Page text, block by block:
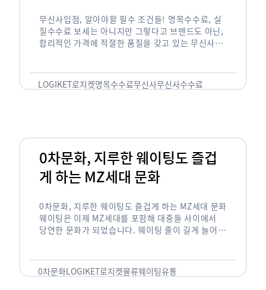
무신사입점, 알아야할 필수 조건들! 명목수수료, 실
질수수료 보세는 아니지만 그렇다고 브랜드도 아닌,
합리적인 가격에 적절한 품질을 갖고 있는 무신사!
LOGIKET로지켓명목수수료무신사무신사수수료
0차문화, 지루한 웨이팅도 즐겁
게 하는 MZ세대 문화
0차문화, 지루한 웨이팅도 즐겁게 하는 MZ세대 문화
웨이팅은 이제 MZ세대를 포함해 대중들 사이에서
당연한 문화가 되었습니다. 웨이팅 줄이 길게 늘어서
0차문화LOGIKET로지켓물류웨이팅유통